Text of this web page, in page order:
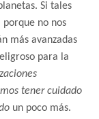
Si tales
no nos
más avanzadas
para la
tener cuidado
un poco más.